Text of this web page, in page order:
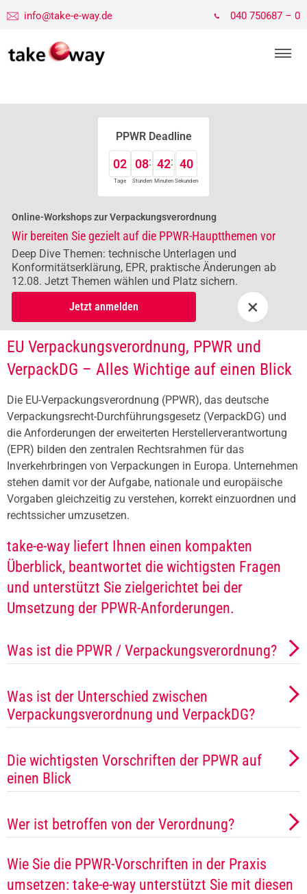
info@take-e-way.de 040 750687 – 0
PPWR Deadline
02
Tage
08
Stunden
42
Minuten
40
Sekunden
Online-Workshops zur Verpackungsverordnung
Wir bereiten Sie gezielt auf die PPWR-Hauptthemen vor
Deep Dive Themen: technische Unterlagen und
Konformitätserklärung, EPR, praktische Änderungen ab
12.08. Jetzt Themen wählen und Platz sichern.
Jetzt anmelden
×
EU Verpackungsverordnung, PPWR und
VerpackDG – Alles Wichtige auf einen Blick
Die EU-Verpackungsverordnung (PPWR), das deutsche
Verpackungsrecht-Durchführungsgesetz (VerpackDG) und
die Anforderungen der erweiterten Herstellerverantwortung
(EPR) bilden den zentralen Rechtsrahmen für das
Inverkehrbringen von Verpackungen in Europa. Unternehmen
stehen damit vor der Aufgabe, nationale und europäische
Vorgaben gleichzeitig zu verstehen, korrekt einzuordnen und
rechtssicher umzusetzen.
take-e-way liefert Ihnen einen kompakten
Überblick, beantwortet die wichtigsten Fragen
und unterstützt Sie zielgerichtet bei der
Umsetzung der PPWR-Anforderungen.
Was ist die PPWR / Verpackungsverordnung?
Was ist der Unterschied zwischen
Verpackungsverordnung und VerpackDG?
Die wichtigsten Vorschriften der PPWR auf
einen Blick
Wer ist betroffen von der Verordnung?
Wie Sie die PPWR-Vorschriften in der Praxis
umsetzen: take-e-way unterstützt Sie mit diesen